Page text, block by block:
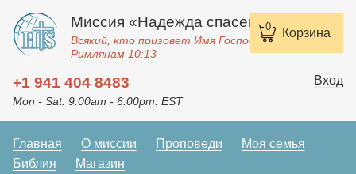
0 Корзина
Миссия «Надежда спасения»
Всякий, кто призовет Имя Господне, спасется.
Римлянам 10:13
+1 941 404 8483
Mon - Sat: 9:00am - 6:00pm. EST
Вход
Главная О миссии Проповеди
Моя семья
Библия
Магазин